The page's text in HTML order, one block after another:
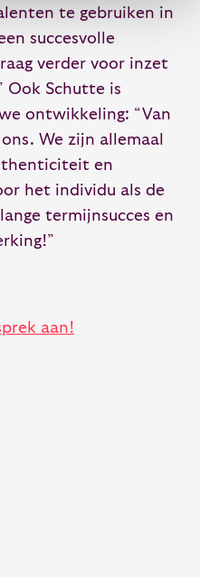
te gebruiken in
succesvolle
verder voor inzet
Ook Schutte is
ontwikkeling: “Van
We zijn allemaal
en
het individu als de
termijnsucces en
aan!